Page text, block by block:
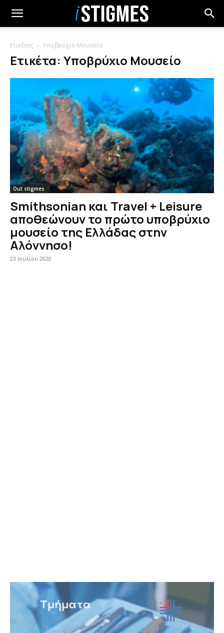
Ετικέτες Υποβρύχιο Μουσείο
Ετικέτα: Υποβρύχιο Μουσείο
Out stigmes
Smithsonian και Travel + Leisure
αποθεώνουν το πρώτο υποβρύχιο
μουσείο της Ελλάδας στην
Αλόννησο!
23 Ιουλίου 2020